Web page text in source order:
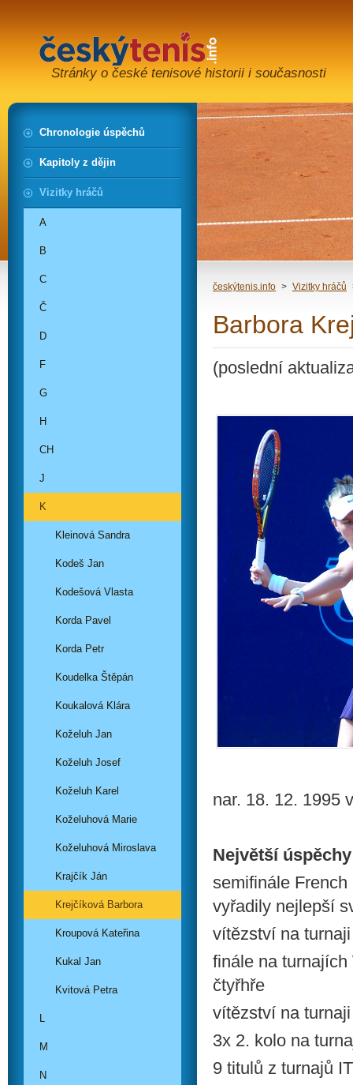
Stránky o české tenisové historii i současnosti
českýtenis.info > Vizitky hráčů
Barbora
(poslední
nar. 18. 12. 1995
Největší
semifinále
vyřadily nejlepší
vítězství na
finále na turnajích
čtyřhře
vítězství na
3x 2. kolo na
9 titulů z turnajů
Chronologie úspěchů
Kapitoly z dějin
Vizitky hráčů
A
B
C
Č
D
F
G
H
CH
J
K
Kleinová Sandra
Kodeš Jan
Kodešová Vlasta
Korda Pavel
Korda Petr
Koudelka Štěpán
Koukalová Klára
Koželuh Jan
Koželuh Josef
Koželuh Karel
Koželuhová Marie
Koželuhová Miroslava
Krajčík Ján
Krejčíková Barbora
Kroupová Kateřina
Kukal Jan
Kvitová Petra
L
M
N